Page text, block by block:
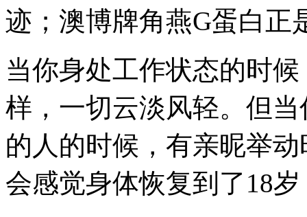
迹；澳博牌角燕G蛋白正
当你身处工作状态的时
样，一切云淡风轻。但
的人的时候，有亲昵举
会感觉身体恢复到了18